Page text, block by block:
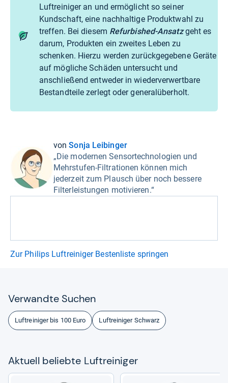
Luftreiniger an und ermöglicht so seiner
Kundschaft, eine nachhaltige Produktwahl zu
treffen. Bei diesem Refurbished-Ansatzgeht es
darum, Produkten ein zweites Leben zu
schenken. Hierzu werden zurückgegebene Geräte
auf mögliche Schäden untersucht und
anschließend entweder in wiederverwertbare
Bestandteile zerlegt oder generalüberholt.
vonSonja Leibinger
„Die modernen Sensortechnologien und
Mehrstufen-Filtrationen können mich
jederzeit zum Plausch über noch bessere
Filterleistungen motivieren.“
Zur Philips Luftreiniger Bestenliste springen
Ver­wandte Suchen
Luftreiniger bis 100 Euro Luftreiniger Schwarz
Aktu­ell beliebte Luftrei­ni­ger